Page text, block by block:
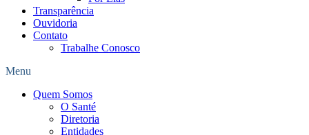
Transparência
Ouvidoria
Contato
Trabalhe Conosco
Menu
Quem Somos
O Santé
Diretoria
Entidades